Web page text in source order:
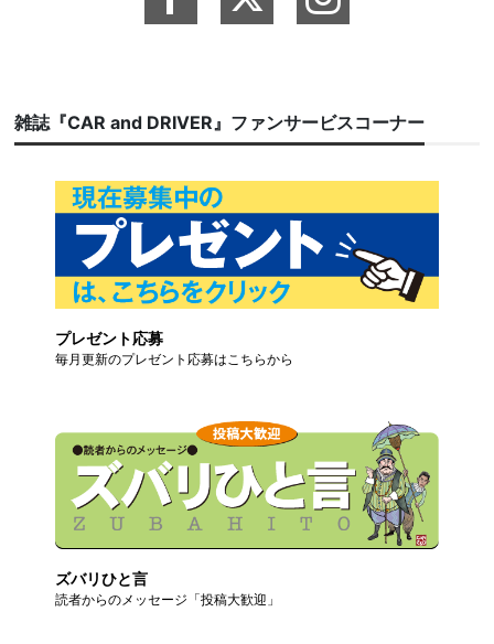
雑誌『CAR and DRIVER』ファンサービスコーナー
プレゼント応募
毎月更新のプレゼント応募はこちらから
ズバリひと言
読者からのメッセージ「投稿大歓迎」